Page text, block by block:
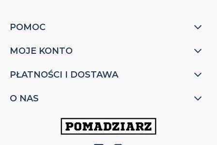
POMOC
MOJE KONTO
PŁATNOŚCI I DOSTAWA
O NAS